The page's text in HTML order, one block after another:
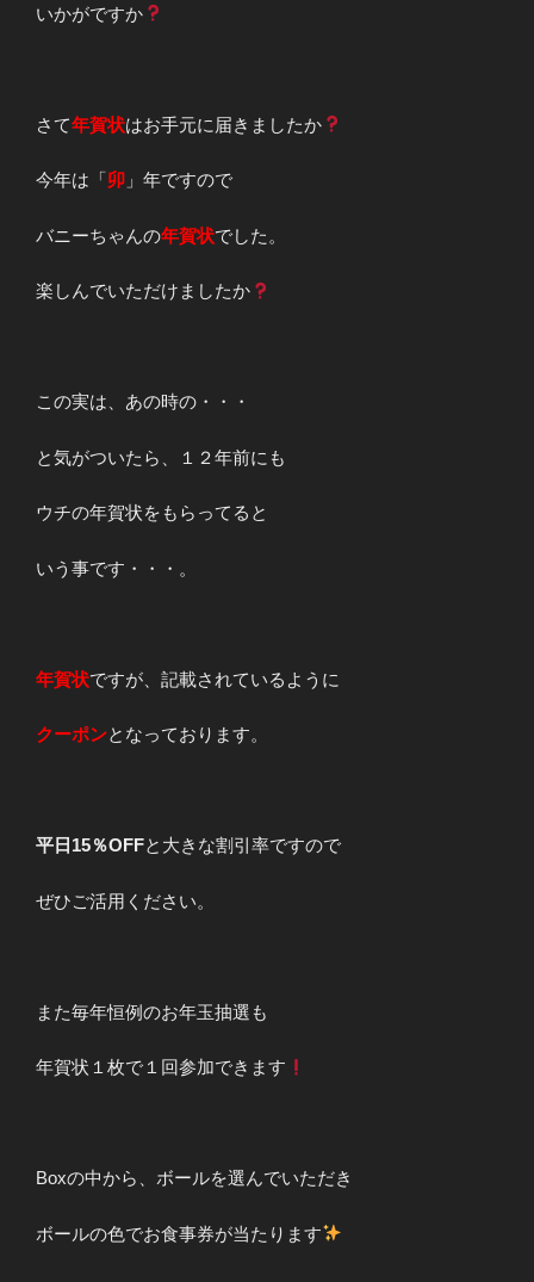
いかがですか
さて年賀状はお手元に届きましたか
今年は「卯 」年ですので
バニーちゃんの年賀状でした。
楽しんでいただけましたか
この実は、あの時の・・・
と気がついたら、１２年前にも
ウチの年賀状をもらってると
いう事です・・・。
年賀状ですが、記載されているように
クーポンとなっております。
平日15％OFFと大きな割引率ですので
ぜひご活用ください。
また毎年恒例のお年玉抽選も
年賀状１枚で１回参加できます
Boxの中から、ボールを選んでいただき
ボールの色でお食事券が当たります